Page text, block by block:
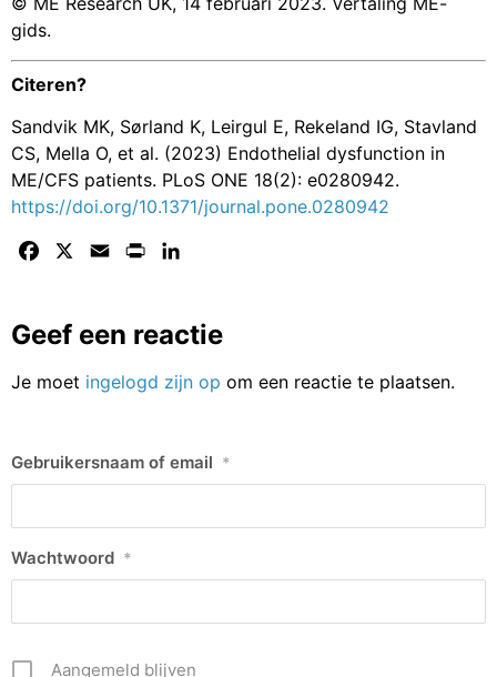
gids.
Citeren?
Sandvik MK, Sørland K, Leirgul E, Rekeland IG, Stavland
CS, Mella O, et al. (2023) Endothelial dysfunction in
ME/CFS patients. PLoS ONE 18(2): e0280942.
https://doi.org/10.1371/journal.pone.0280942
Facebook Email Print
Geef een reactie
Je moet ingelogd zijn op om een reactie te plaatsen.
Gebruikersnaam of email *
Wachtwoord *
Aangemeld blijven